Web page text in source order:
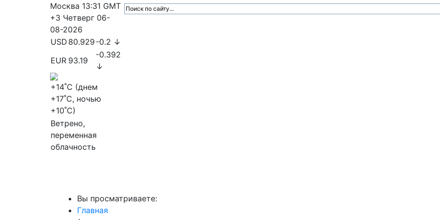
Москва 13:31 GMT
+3 Четверг 06-
08-2026
USD 80.929 -0.2 ↓
EUR 93.19
-0.392
↓
+14˚C (днем
+17˚C, ночью
+10˚C)
Ветрено,
переменная
облачность
Вы просматриваете:
Главная